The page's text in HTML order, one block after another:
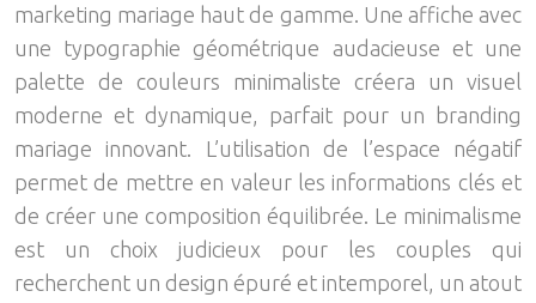
marketing mariage haut de gamme. Une affiche avec
une typographie géométrique audacieuse et une
palette de couleurs minimaliste créera un visuel
moderne et dynamique, parfait pour un branding
mariage innovant. L’utilisation de l’espace négatif
permet de mettre en valeur les informations clés et
de créer une composition équilibrée. Le minimalisme
est un choix judicieux pour les couples qui
recherchent un design épuré et intemporel, un atout